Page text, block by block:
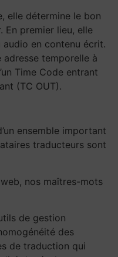
elle détermine le bon
En premier lieu, elle
en contenu écrit.
adresse temporelle à
Time Code entrant
(TC OUT).
ensemble important
traducteurs sont
nos maîtres-mots
de gestion
des
de traduction qui